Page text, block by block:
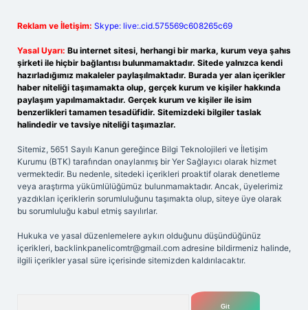
Reklam ve İletişim: Skype: live:.cid.575569c608265c69
Yasal Uyarı: Bu internet sitesi, herhangi bir marka, kurum veya şahıs
şirketi ile hiçbir bağlantısı bulunmamaktadır. Sitede yalnızca kendi
hazırladığımız makaleler paylaşılmaktadır. Burada yer alan içerikler
haber niteliği taşımamakta olup, gerçek kurum ve kişiler hakkında
paylaşım yapılmamaktadır. Gerçek kurum ve kişiler ile isim
benzerlikleri tamamen tesadüfidir. Sitemizdeki bilgiler taslak
halindedir ve tavsiye niteliği taşımazlar.
Sitemiz, 5651 Sayılı Kanun gereğince Bilgi Teknolojileri ve İletişim
Kurumu (BTK) tarafından onaylanmış bir Yer Sağlayıcı olarak hizmet
vermektedir. Bu nedenle, sitedeki içerikleri proaktif olarak denetleme
veya araştırma yükümlülüğümüz bulunmamaktadır. Ancak, üyelerimiz
yazdıkları içeriklerin sorumluluğunu taşımakta olup, siteye üye olarak
bu sorumluluğu kabul etmiş sayılırlar.
Hukuka ve yasal düzenlemelere aykırı olduğunu düşündüğünüz
içerikleri, backlinkpanelicomtr@gmail.com adresine bildirmeniz halinde,
ilgili içerikler yasal süre içerisinde sitemizden kaldırılacaktır.